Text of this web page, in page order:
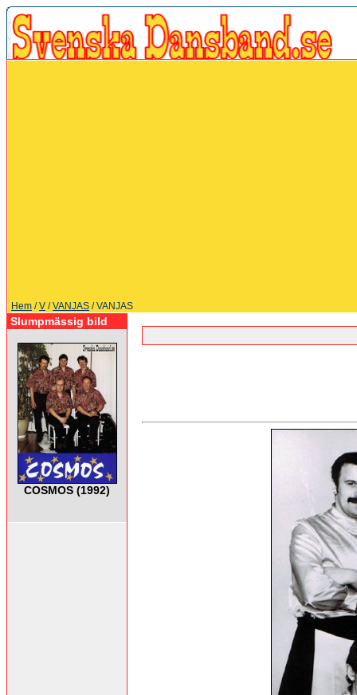
Hem /V /VANJAS / VANJAS
Slumpmässig bild
COSMOS (1992)